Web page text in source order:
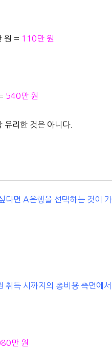
원 = 110만 원
540만 원
유리한 것은 아니다.
다면 A은행을 선택하는 것이
취득 시까지의 총비용 측면에
만 원